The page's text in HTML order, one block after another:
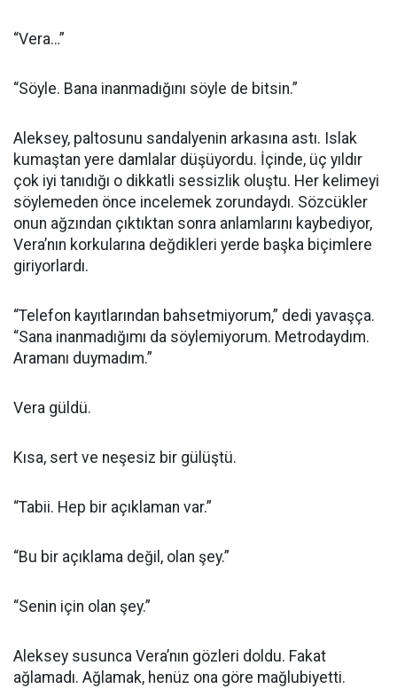
“Vera…”
“Söyle. Bana inanmadığını söyle de bitsin.”
Aleksey, paltosunu sandalyenin arkasına astı. Islak
kumaştan yere damlalar düşüyordu. İçinde, üç yıldır
çok iyi tanıdığı o dikkatli sessizlik oluştu. Her kelimeyi
söylemeden önce incelemek zorundaydı. Sözcükler
onun ağzından çıktıktan sonra anlamlarını kaybediyor,
Vera’nın korkularına değdikleri yerde başka biçimlere
giriyorlardı.
“Telefon kayıtlarından bahsetmiyorum,” dedi yavaşça.
“Sana inanmadığımı da söylemiyorum. Metrodaydım.
Aramanı duymadım.”
Vera güldü.
Kısa, sert ve neşesiz bir gülüştü.
“Tabii. Hep bir açıklaman var.”
“Bu bir açıklama değil, olan şey.”
“Senin için olan şey.”
Aleksey susunca Vera’nın gözleri doldu. Fakat
ağlamadı. Ağlamak, henüz ona göre mağlubiyetti.